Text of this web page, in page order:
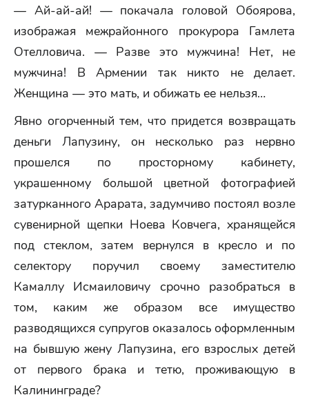
— Ай-ай-ай! — покачала головой Обоярова,
изображая межрайонного прокурора Гамлета
Отелловича. — Разве это мужчина! Нет, не
мужчина! В Армении так никто не делает.
Женщина — это мать, и обижать ее нельзя…
Явно огорченный тем, что придется возвращать
деньги Лапузину, он несколько раз нервно
прошелся по просторному кабинету,
украшенному большой цветной фотографией
затурканного Арарата, задумчиво постоял возле
сувенирной щепки Ноева Ковчега, хранящейся
под стеклом, затем вернулся в кресло и по
селектору поручил своему заместителю
Камаллу Исмаиловичу срочно разобраться в
том, каким же образом все имущество
разводящихся супругов оказалось оформленным
на бывшую жену Лапузина, его взрослых детей
от первого брака и тетю, проживающую в
Калининграде?